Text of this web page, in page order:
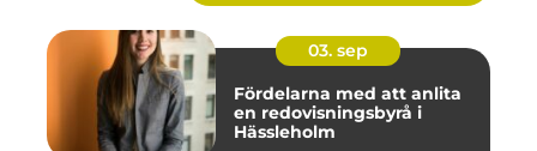
03. sep
Fördelarna med att anlita
en redovisningsbyrå i
Hässleholm